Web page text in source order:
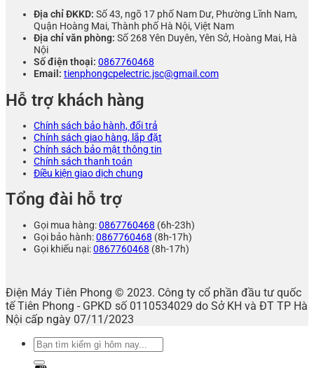
Địa chỉ ĐKKD: Số 43, ngõ 17 phố Nam Dư, Phường Lĩnh Nam,
Quận Hoàng Mai, Thành phố Hà Nội, Việt Nam
Địa chỉ văn phòng: Số 268 Yên Duyên, Yên Sở, Hoàng Mai, Hà
Nội
Số điện thoại: 0867760468
Email: tienphongcpelectric.jsc@gmail.com
Hỗ trợ khách hàng
Chính sách bảo hành, đổi trả
Chính sách giao hàng, lắp đặt
Chính sách bảo mật thông tin
Chính sách thanh toán
Điều kiện giao dịch chung
Tổng đài hỗ trợ
Gọi mua hàng:0867760468 (6h-23h)
Gọi bảo hành:0867760468 (8h-17h)
Gọi khiếu nại:0867760468 (8h-17h)
Điện Máy Tiên Phong © 2023. Công ty cổ phần đầu tư quốc
tế Tiên Phong - GPKD số 0110534029 do Sở KH và ĐT TP Hà
Nội cấp ngày 07/11/2023
Tìm